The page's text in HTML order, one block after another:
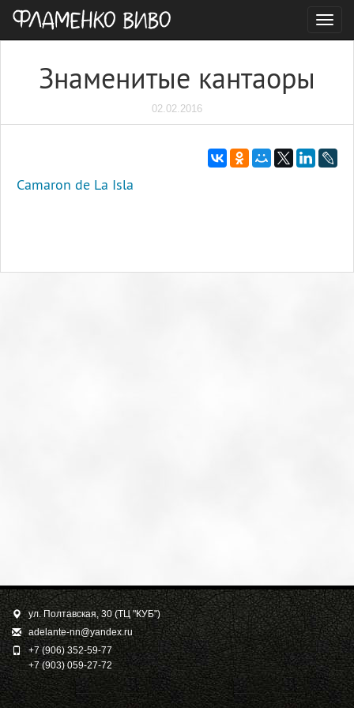
Знаменитые кантаоры
02.02.2016
Camaron de La Isla
ул. Полтавская, 30 (ТЦ "КУБ")
adelante-nn@yandex.ru
+7 (906) 352-59-77
+7 (903) 059-27-72